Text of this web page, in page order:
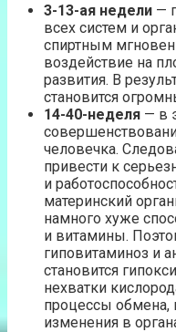
3-13-ая недели —
всех систем и
спиртным
воздействие на
развития. В
становится
14-40-неделя — в
человечка.
привести к
и
материнский
намного хуже
и витамины.
гиповитаминоз и
становится
нехватки
процессы обмена,
изменения в